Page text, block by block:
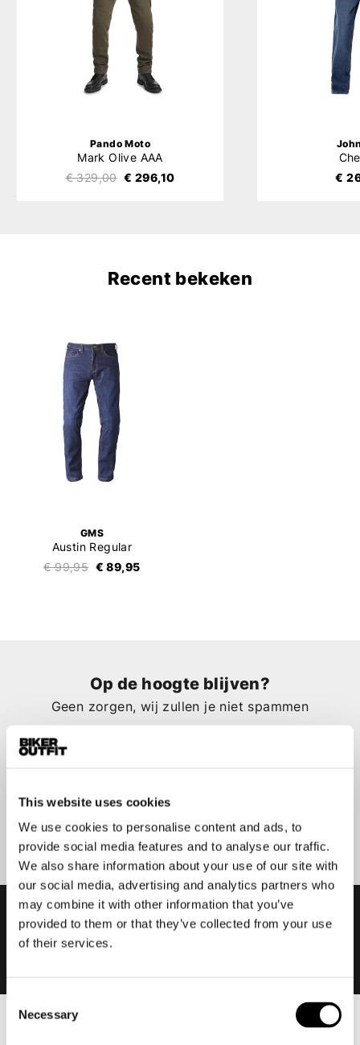
This website uses cookies
We use cookies to personalise content and ads, to
provide social media features and to analyse our traffic.
We also share information about your use of our site with
our social media, advertising and analytics partners who
may combine it with other information that you’ve
provided to them or that they’ve collected from your use
of their services.
Consent
Selection
Necessary
Pando Moto
Mark Olive AAA
€ 329,00 € 296,10
€
Recent bekeken
GMS
Austin Regular
€ 99,95 € 89,95
Op de hoogte blijven?
Geen zorgen, wij zullen je niet spammen